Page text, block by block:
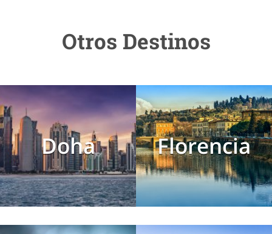
Otros Destinos
Doha Florencia